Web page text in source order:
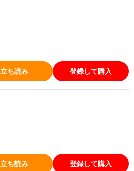
立ち読み 登録して購入
立ち読み 登録して購入